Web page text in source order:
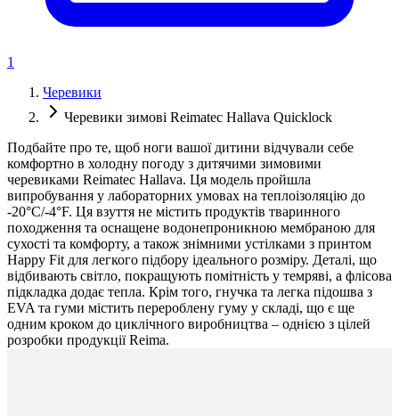
1
Черевики
Черевики зимові Reimatec Hallava Quicklock
Подбайте про те, щоб ноги вашої дитини відчували себе
комфортно в холодну погоду з дитячими зимовими
черевиками Reimatec Hallava. Ця модель пройшла
випробування у лабораторних умовах на теплоізоляцію до
-20°C/-4°F. Ця взуття не містить продуктів тваринного
походження та оснащене водонепроникною мембраною для
сухості та комфорту, а також знімними устілками з принтом
Happy Fit для легкого підбору ідеального розміру. Деталі, що
відбивають світло, покращують помітність у темряві, а флісова
підкладка додає тепла. Крім того, гнучка та легка підошва з
EVA та гуми містить перероблену гуму у складі, що є ще
одним кроком до циклічного виробництва – однією з цілей
розробки продукції Reima.